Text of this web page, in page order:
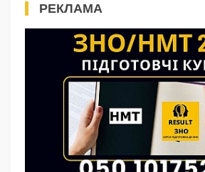
РЕКЛАМА